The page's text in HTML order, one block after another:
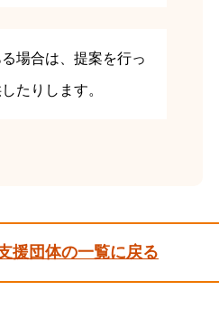
場合は、提案を行っ
たりします。
援団体の一覧に戻る